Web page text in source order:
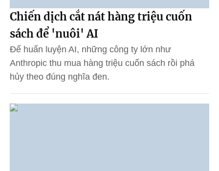
Chiến dịch cắt nát hàng triệu cuốn
sách để 'nuôi' AI
Để huấn luyện AI, những công ty lớn như
Anthropic thu mua hàng triệu cuốn sách rồi phá
hủy theo đúng nghĩa đen.